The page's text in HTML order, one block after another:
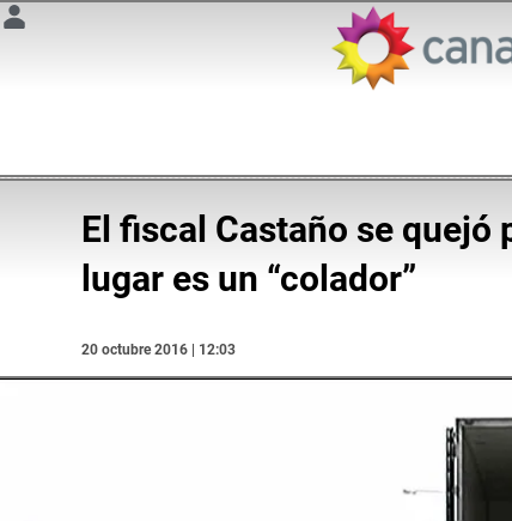
El fiscal Castaño se
lugar es un “colador”
20 octubre 2016 | 12:03